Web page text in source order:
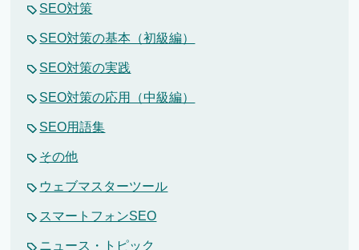
SEO対策
SEO対策の基本（初級編）
SEO対策の実践
SEO対策の応用（中級編）
SEO用語集
その他
ウェブマスターツール
スマートフォンSEO
ニュース・トピック